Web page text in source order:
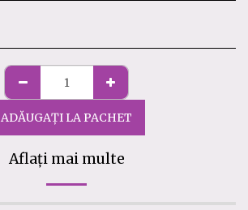
ADĂUGAȚI LA PACHET
Aflați mai multe